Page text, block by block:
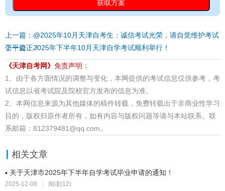
上一篇：@2025年10月天津自考生：诚信考试光荣，请自觉维护考试
公平公正！
下一篇：2025年下半年10月天津自学考试顺利举行！
《天津自考网》 免责声明：
1、由于各方面情况的调整与变化，本网提供的考试信息仅供参考，考
试信息以省考试院及院校官方发布的信息为准。
2、本网信息来源为其他媒体的稿件转载，免费转载出于非商业性学习
目的，版权归原作者所有，如有内容与版权问题等请与本站联系。联
系邮箱：812379481@qq.com。
相关文章
▪ 关于天津市2025年下半年自学考试毕业申请的通知！
2025-12-08 阅读(12)